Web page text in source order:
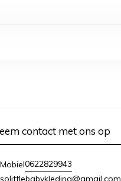
contact met ons op
Mobiel0622829943
solittlebabykleding@gmail.com